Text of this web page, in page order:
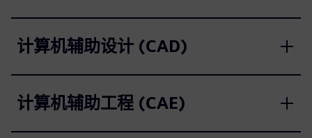
计算机辅助设计 (CAD)
计算机辅助工程 (CAE)